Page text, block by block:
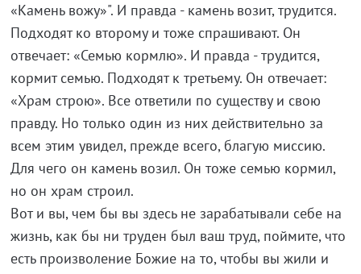
«Камень вожу»". И правда - камень возит, трудится.
Подходят ко второму и тоже спрашивают. Он
отвечает: «Семью кормлю». И правда - трудится,
кормит семью. Подходят к третьему. Он отвечает:
«Храм строю». Все ответили по существу и свою
правду. Но только один из них действительно за
всем этим увидел, прежде всего, благую миссию.
Для чего он камень возил. Он тоже семью кормил,
но он храм строил.
Вот и вы, чем бы вы здесь не зарабатывали себе на
жизнь, как бы ни труден был ваш труд, поймите, что
есть произволение Божие на то, чтобы вы жили и